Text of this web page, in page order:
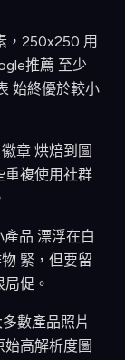
，250x250 用
推薦 至少
始終優於較小
章 烘焙到圖
重複使用社群
品 漂浮在白
緊，但要留
促。
數產品照片
高解析度圖